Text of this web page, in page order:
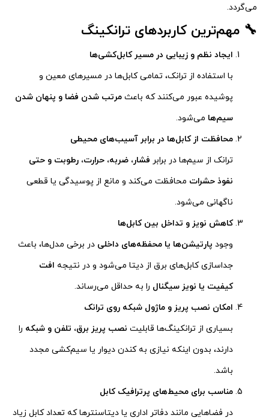
می‌گردد.
🔧 مهم‌ترین کاربردهای ترانکینگ
ایجاد نظم و زیبایی در مسیر کابل‌کشی‌ها
با استفاده از ترانک، تمامی کابل‌ها در مسیرهای معین و
پوشیده عبور می‌کنند که باعث مرتب شدن فضا و پنهان شدن
سیم‌ها می‌شود.
محافظت از کابل‌ها در برابر آسیب‌های محیطی
ترانک از سیم‌ها در برابر فشار، ضربه، حرارت، رطوبت و حتی
نفوذ حشرات محافظت می‌کند و مانع از پوسیدگی یا قطعی
ناگهانی می‌شود.
کاهش نویز و تداخل بین کابل‌ها
وجود پارتیشن‌ها یا محفظه‌های داخلی در برخی مدل‌ها، باعث
جداسازی کابل‌های برق از دیتا می‌شود و در نتیجه افت
کیفیت یا نویز سیگنال را به حداقل می‌رساند.
امکان نصب پریز و ماژول شبکه روی ترانک
بسیاری از ترانکینگ‌ها قابلیت نصب پریز برق، تلفن و شبکه را
دارند، بدون اینکه نیازی به کندن دیوار یا سیم‌کشی مجدد
باشد.
مناسب برای محیط‌های پرترافیک کابل
در فضاهایی مانند دفاتر اداری یا دیتاسنترها که تعداد کابل زیاد